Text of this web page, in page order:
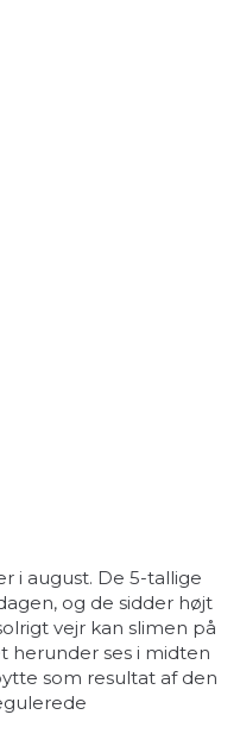
i august. De 5-tallige
og de sidder højt
vejr kan slimen på
herunder ses i midten
som resultat af den